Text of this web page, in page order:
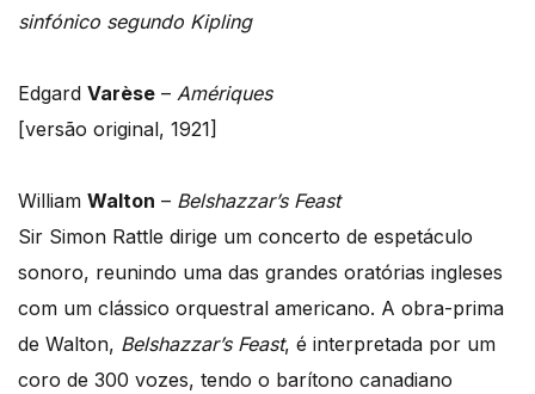
sinfónico segundo Kipling
Edgard Varèse – Amériques
[versão original, 1921]
William Walton – Belshazzar’s Feast
Sir Simon Rattle dirige um concerto de espetáculo
sonoro, reunindo uma das grandes oratórias ingleses
com um clássico orquestral americano. A obra-prima
de Walton, Belshazzar’s Feast, é interpretada por um
coro de 300 vozes, tendo o barítono canadiano